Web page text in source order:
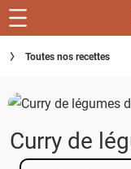
Skip
to
main
Recettes
Inspirations
Menu de la semaine
Toutes nos recettes
Curry de